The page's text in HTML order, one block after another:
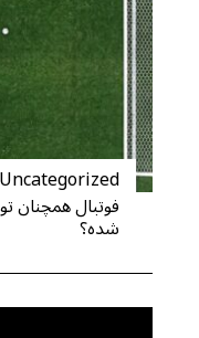
Uncategorized
فوتبال همچنان
شده؟